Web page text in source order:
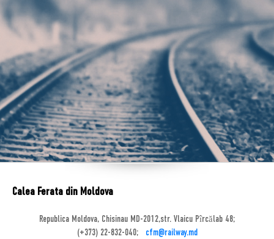
Calea Ferata din Moldova
Republica Moldova, Chisinau MD-2012,str. Vlaicu Pîrcălab 48;
(+373) 22-832-040;
cfm@railway.md